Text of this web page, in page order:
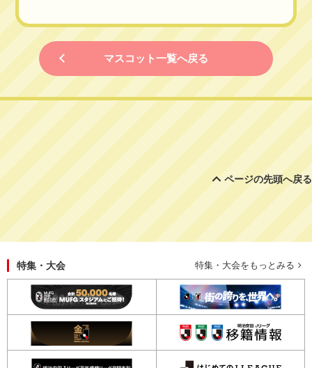
マスコット一覧へ戻る
ページの先頭へ戻る
特集・大会 特集・大会をもっとみる